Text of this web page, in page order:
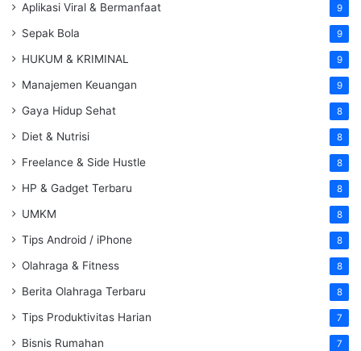
Aplikasi Viral & Bermanfaat 9
Sepak Bola 9
HUKUM & KRIMINAL 9
Manajemen Keuangan 9
Gaya Hidup Sehat 8
Diet & Nutrisi 8
Freelance & Side Hustle 8
HP & Gadget Terbaru 8
UMKM 8
Tips Android / iPhone 8
Olahraga & Fitness 8
Berita Olahraga Terbaru 8
Tips Produktivitas Harian 7
Bisnis Rumahan 7